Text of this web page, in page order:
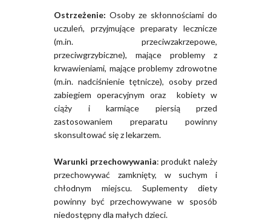
Ostrzeżenie: Osoby ze skłonnościami do
uczuleń, przyjmujące preparaty lecznicze
(m.in. przeciwzakrzepowe,
przeciwgrzybiczne), mające problemy z
krwawieniami, mające problemy zdrowotne
(m.in. nadciśnienie tętnicze), osoby przed
zabiegiem operacyjnym oraz kobiety w
ciąży i karmiące piersią przed
zastosowaniem preparatu powinny
skonsultować się z lekarzem.
Warunki przechowywania: produkt należy
przechowywać zamknięty, w suchym i
chłodnym miejscu. Suplementy diety
powinny być przechowywane w sposób
niedostępny dla małych dzieci.